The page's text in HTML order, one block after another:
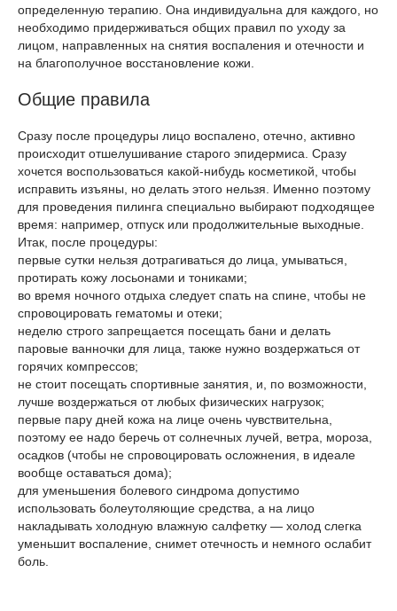
определенную терапию. Она индивидуальна для каждого, но
необходимо придерживаться общих правил по уходу за
лицом, направленных на снятия воспаления и отечности и
на благополучное восстановление кожи.
Общие правила
Сразу после процедуры лицо воспалено, отечно, активно
происходит отшелушивание старого эпидермиса. Сразу
хочется воспользоваться какой-нибудь косметикой, чтобы
исправить изъяны, но делать этого нельзя. Именно поэтому
для проведения пилинга специально выбирают подходящее
время: например, отпуск или продолжительные выходные.
Итак, после процедуры:
первые сутки нельзя дотрагиваться до лица, умываться,
протирать кожу лосьонами и тониками;
во время ночного отдыха следует спать на спине, чтобы не
спровоцировать гематомы и отеки;
неделю строго запрещается посещать бани и делать
паровые ванночки для лица, также нужно воздержаться от
горячих компрессов;
не стоит посещать спортивные занятия, и, по возможности,
лучше воздержаться от любых физических нагрузок;
первые пару дней кожа на лице очень чувствительна,
поэтому ее надо беречь от солнечных лучей, ветра, мороза,
осадков (чтобы не спровоцировать осложнения, в идеале
вообще оставаться дома);
для уменьшения болевого синдрома допустимо
использовать болеутоляющие средства, а на лицо
накладывать холодную влажную салфетку — холод слегка
уменьшит воспаление, снимет отечность и немного ослабит
боль.